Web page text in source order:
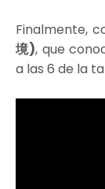
Finalmente,
境), que
a las 6 de la